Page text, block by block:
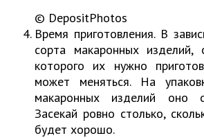
© DepositPhotos
Время приготовления. В
сорта макаронных изделий,
которого их нужно
может меняться. На
макаронных изделий оно
Засекай ровно столько,
будет хорошо.